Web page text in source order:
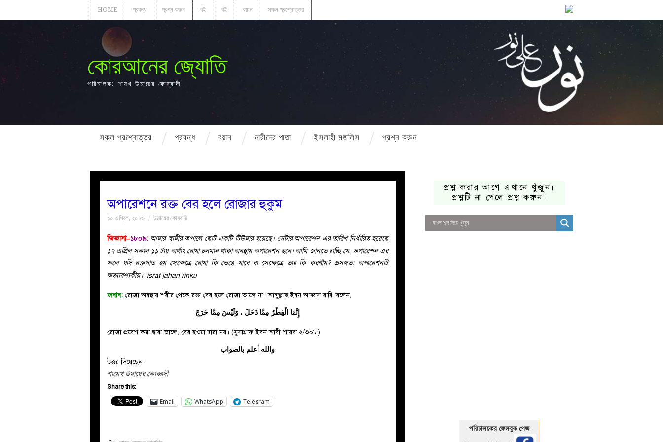
HOME প্রবন্ধ প্রশ্ন করুন বই বই বয়ান সকল প্রশ্নোত্তর
কোরআনের জ্যোতি
পরিচালক: শায়খ উমায়ের কোব্বাদী
সকল প্রশ্নোত্তর প্রবন্ধ বয়ান নারীদের পাতা ইসলাহী মজলিস প্রশ্ন করুন
অপারেশনে রক্ত বের হলে রোজার হুকুম
১০ এপ্রিল, ২০২৩ উমায়ের কোব্বাদী
জিজ্ঞাসা–১৮০৯: আমার স্বামীর কপালে ছোট একটি টিউমার হয়েছে। সেটার অপারেশন এর তারিখ নির্ধারিত হয়েছে
১৭ এপ্রিল সকাল ১১ টায় অর্থাৎ রোযা চলমান থাকা অবস্থায় অপারেশন হবে। আমি জানতে চাচ্ছি যে, অপারেশন এর
ফলে যদি রক্তপাত হয় সেক্ষেত্রে রোযা কি ভেঙে যাবে বা সেক্ষেত্রে তার কি করণীয়? প্রসঙ্গত: অপারেশনটি
অত্যাবশ্যকীয়।–israt jahan rinku
জবাব: রোজা অবস্থায় শরীর থেকে রক্ত বের হলে রোজা ভাঙ্গে না। আব্দুল্লাহ ইবন আব্বাস রাযি. বলেন,
إِنَّمَا الْفِطْرُ مِمَّا دَخَلَ ، وَلَيْسَ مِمَّا خَرَجَ
রোজা প্রবেশ করা দ্বারা ভাঙ্গে; বের হওয়া দ্বারা নয়। (মুসান্নাফ ইবন আবী শায়বা ২/৩০৮)
والله أعلم بالصواب
উত্তর দিয়েছেন
শায়েখ উমায়ের কোব্বাদী
Share this:
Email WhatsApp Telegram
প্রশ্ন করার আগে এখানে খুঁজুন।
প্রশ্নটি না পেলে প্রশ্ন করুন।
পরিচালকের ফেসবুক পেজ